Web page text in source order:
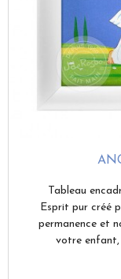
Tableau
Esprit pur créé
permanence et
votre